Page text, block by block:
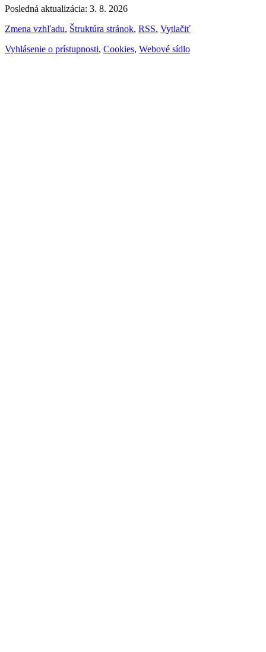
Posledná aktualizácia: 3. 8. 2026
Zmena vzhľadu, Štruktúra stránok, RSS, Vytlačiť
Vyhlásenie o prístupnosti, Cookies, Webové sídlo